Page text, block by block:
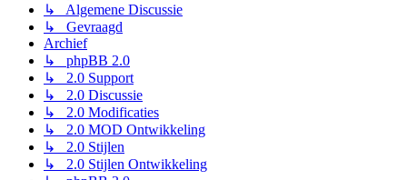
↳ Algemene Discussie
↳ Gevraagd
Archief
↳ phpBB 2.0
↳ 2.0 Support
↳ 2.0 Discussie
↳ 2.0 Modificaties
↳ 2.0 MOD Ontwikkeling
↳ 2.0 Stijlen
↳ 2.0 Stijlen Ontwikkeling